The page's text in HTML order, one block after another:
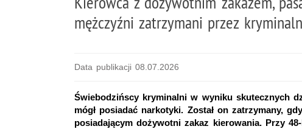
mężczyźni zatrzymani przez
Data publikacji 08.07.2026
Świebodzińscy kryminalni w wyniku skutecznych
mógł posiadać narkotyki. Został on zatrzymany,
posiadającym dożywotni zakaz kierowania. Przy